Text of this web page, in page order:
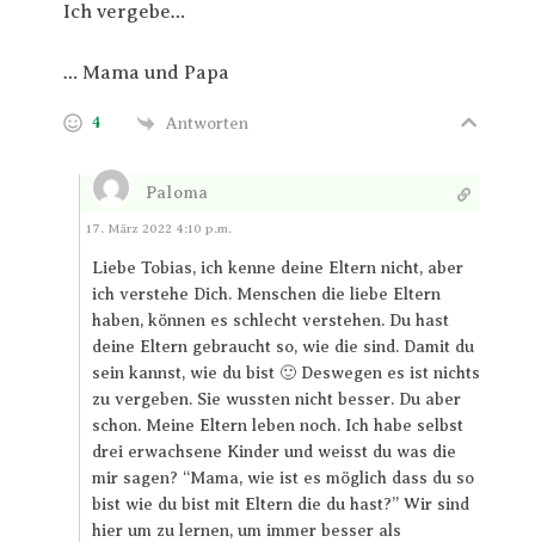
Ich vergebe…
… Mama und Papa
4 Antworten
Paloma
Antworten
17. März 2022 4:10 p.m.
Liebe Tobias, ich kenne deine Eltern nicht, aber
ich verstehe Dich. Menschen die liebe Eltern
haben, können es schlecht verstehen. Du hast
deine Eltern gebraucht so, wie die sind. Damit du
sein kannst, wie du bist 🙂 Deswegen es ist nichts
zu vergeben. Sie wussten nicht besser. Du aber
schon. Meine Eltern leben noch. Ich habe selbst
drei erwachsene Kinder und weisst du was die
mir sagen? “Mama, wie ist es möglich dass du so
bist wie du bist mit Eltern die du hast?” Wir sind
hier um zu lernen, um immer besser als